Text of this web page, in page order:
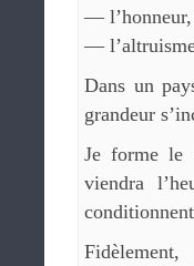
—
—
Dans un
grandeur
Je forme le
viendra
Fidèlement,